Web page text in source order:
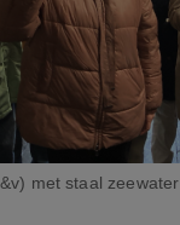
met staal zeewater